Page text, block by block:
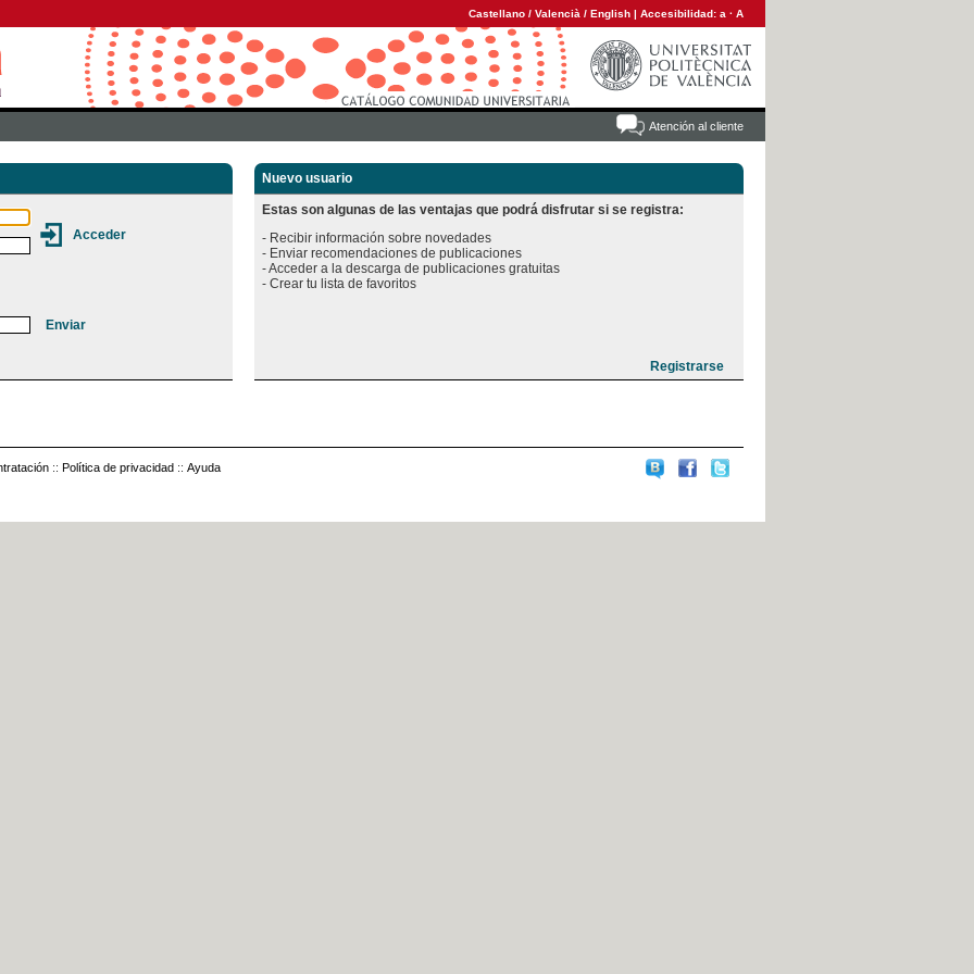
Castellano / Valencià / English | Accesibilidad: a · A
Atención al cliente
Nuevo usuario
Estas son algunas de las ventajas que podrá disfrutar si se registra:
- Recibir información sobre novedades
- Enviar recomendaciones de publicaciones
- Acceder a la descarga de publicaciones gratuitas
:: Política de privacidad :: Ayuda